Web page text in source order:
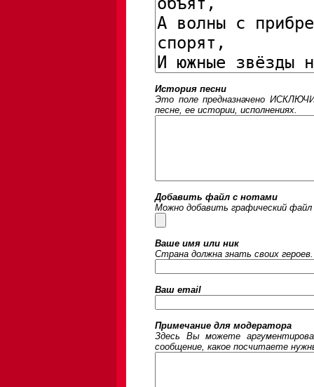
История песни
Это поле предназначено
песне, ее истории, исполнениях.
Добавить файл с нотами
Можно добавить графический
Ваше имя или ник
Страна должна знать своих
Ваш email
Примечание для модератора
Здесь Вы можете
сообщение, какое посчитаете